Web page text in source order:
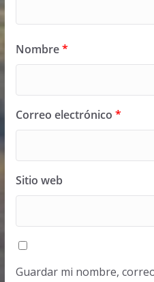
Nombre*
Correo electrónico *
Sitio web
Guardar mi nombre,